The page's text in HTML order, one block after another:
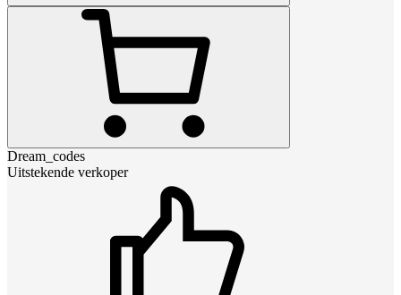
Dream_codes
Uitstekende verkoper